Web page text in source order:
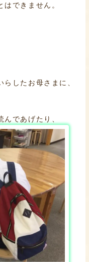
できません。
したお母さまに、
であげたり、